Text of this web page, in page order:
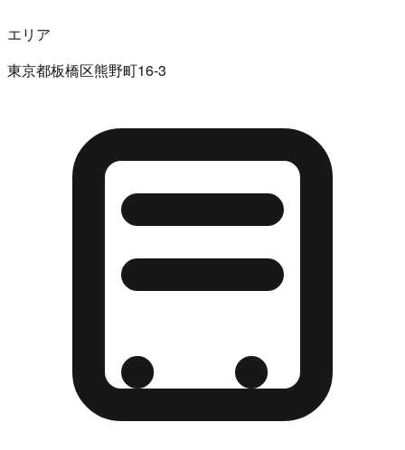
エリア
東京都板橋区熊野町16-3